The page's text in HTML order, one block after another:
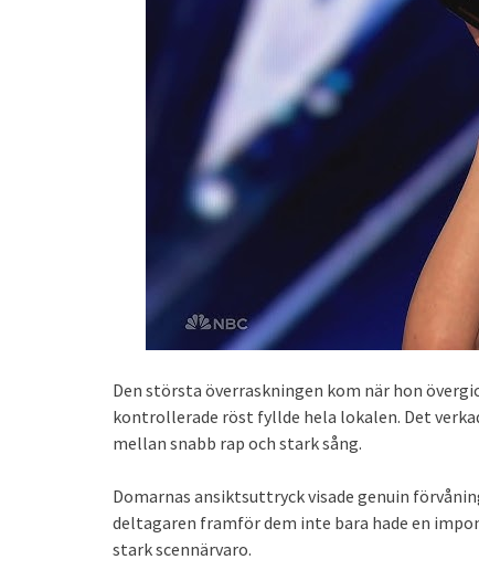
Den största överraskningen kom när hon
kontrollerade röst fyllde hela lokalen. Det
mellan snabb rap och stark sång.
Domarnas ansiktsuttryck visade genuin
deltagaren framför dem inte bara hade en
stark scennärvaro.